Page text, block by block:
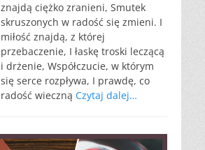
znajdą ciężko zranieni, Smutek
skruszonych w radość się zmieni. I
miłość znajdą, z której
przebaczenie, I łaskę troski leczącą
i drżenie, Współczucie, w którym
się serce rozpływa, I prawdę, co
radość wieczną Czytaj dalej…